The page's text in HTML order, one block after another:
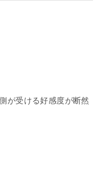
が受ける好感度が断然